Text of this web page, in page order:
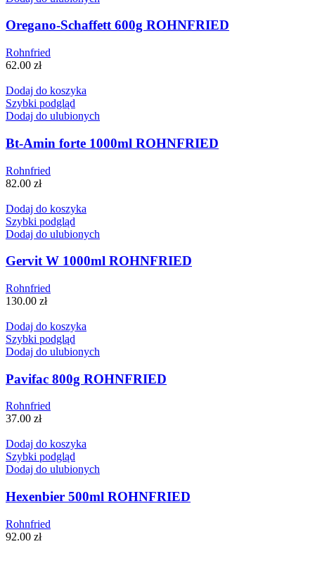
Oregano-Schaffett 600g ROHNFRIED
Rohnfried
62.00 zł
Dodaj do koszyka
Szybki podgląd
Dodaj do ulubionych
Bt-Amin forte 1000ml ROHNFRIED
Rohnfried
82.00 zł
Dodaj do koszyka
Szybki podgląd
Dodaj do ulubionych
Gervit W 1000ml ROHNFRIED
Rohnfried
130.00 zł
Dodaj do koszyka
Szybki podgląd
Dodaj do ulubionych
Pavifac 800g ROHNFRIED
Rohnfried
37.00 zł
Dodaj do koszyka
Szybki podgląd
Dodaj do ulubionych
Hexenbier 500ml ROHNFRIED
Rohnfried
92.00 zł